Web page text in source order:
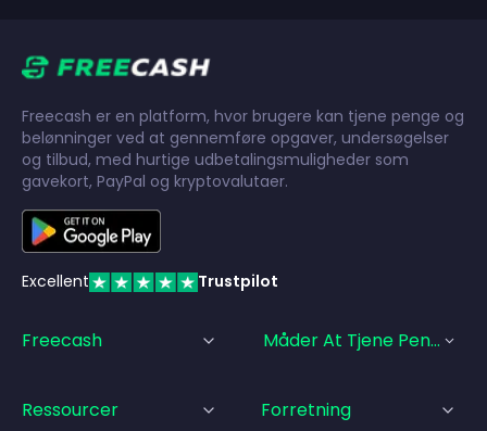
Freecash er en platform, hvor brugere kan tjene penge og
belønninger ved at gennemføre opgaver, undersøgelser
og tilbud, med hurtige udbetalingsmuligheder som
gavekort, PayPal og kryptovalutaer.
Excellent Trustpilot
Freecash Måder At Tjene Penge På
Ressourcer Forretning